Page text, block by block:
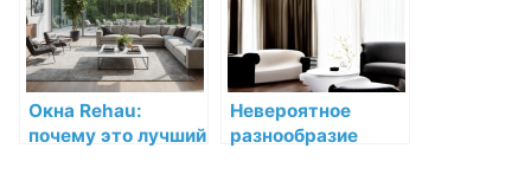
Окна Rehau:
почему это лучший
Невероятное
разнообразие